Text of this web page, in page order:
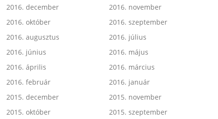
2016. december
2016. november
2016. október
2016. szeptember
2016. augusztus
2016. július
2016. június
2016. május
2016. április
2016. március
2016. február
2016. január
2015. december
2015. november
2015. október
2015. szeptember